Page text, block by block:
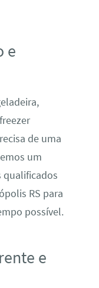
e
de uma
um
qualificados
RS para
possível.
e